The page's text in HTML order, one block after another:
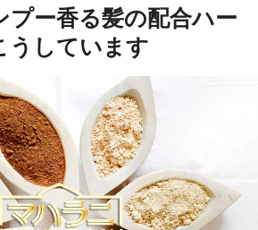
プー香る髪の配合ハー
うしています